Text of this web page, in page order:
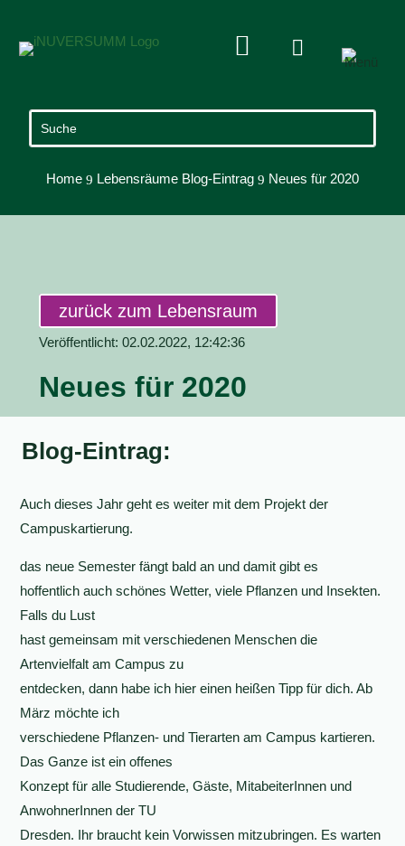
 
Home 9 Lebensräume Blog-Eintrag 9 Neues für 2020
zurück zum Lebensraum
Veröffentlicht: 02.02.2022, 12:42:36
Neues für 2020
Blog-Eintrag:
Auch dieses Jahr geht es weiter mit dem Projekt der
Campuskartierung.
das neue Semester fängt bald an und damit gibt es
hoffentlich auch schönes Wetter, viele Pflanzen und Insekten.
Falls du Lust
hast gemeinsam mit verschiedenen Menschen die
Artenvielfalt am Campus zu
entdecken, dann habe ich hier einen heißen Tipp für dich. Ab
März möchte ich
verschiedene Pflanzen- und Tierarten am Campus kartieren.
Das Ganze ist ein offenes
Konzept für alle Studierende, Gäste, MitabeiterInnen und
AnwohnerInnen der TU
Dresden. Ihr braucht kein Vorwissen mitzubringen. Es warten